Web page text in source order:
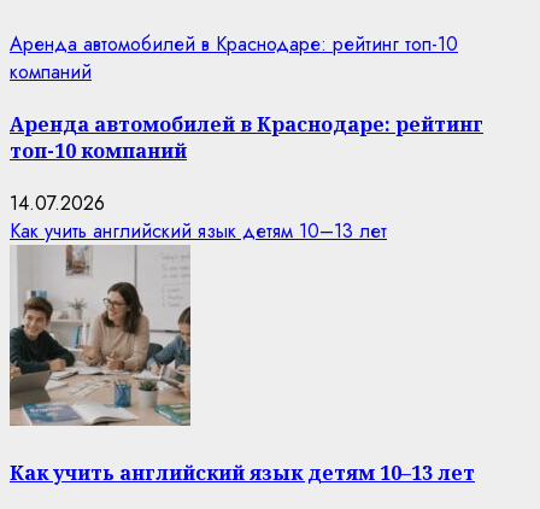
Аренда автомобилей в Краснодаре: рейтинг топ-10
компаний
Аренда автомобилей в Краснодаре: рейтинг
топ-10 компаний
14.07.2026
Как учить английский язык детям 10–13 лет
Как учить английский язык детям 10–13 лет